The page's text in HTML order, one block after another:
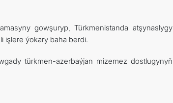
gowşuryp, Türkmenistanda atşynaslygy
işlere ýokary baha berdi.
türkmen-azerbaýjan mizemez dostlugynyň